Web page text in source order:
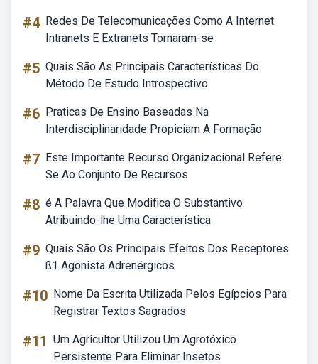
#4 Redes De Telecomunicações Como A Internet
Intranets E Extranets Tornaram-se
#5 Quais São As Principais Características Do
Método De Estudo Introspectivo
#6 Praticas De Ensino Baseadas Na
Interdisciplinaridade Propiciam A Formação
#7 Este Importante Recurso Organizacional Refere
Se Ao Conjunto De Recursos
#8 é A Palavra Que Modifica O Substantivo
Atribuindo-lhe Uma Característica
#9 Quais São Os Principais Efeitos Dos Receptores
ß1 Agonista Adrenérgicos
#10 Nome Da Escrita Utilizada Pelos Egípcios Para
Registrar Textos Sagrados
#11 Um Agricultor Utilizou Um Agrotóxico
Persistente Para Eliminar Insetos